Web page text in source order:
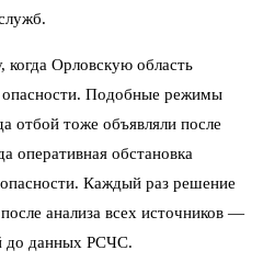
когда Орловскую область
опасности. Подобные режимы
отбой тоже объявляли после
оперативная обстановка
Каждый раз решение
анализа всех источников —
до данных РСЧС.